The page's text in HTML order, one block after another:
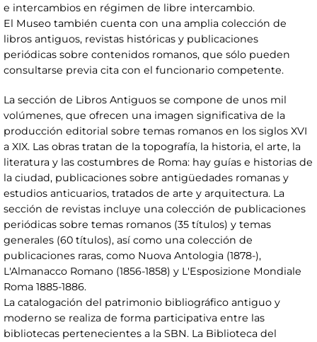
e intercambios en régimen de libre intercambio.
El Museo también cuenta con una amplia colección de
libros antiguos, revistas históricas y publicaciones
periódicas sobre contenidos romanos, que sólo pueden
consultarse previa cita con el funcionario competente.
La sección de Libros Antiguos se compone de unos mil
volúmenes, que ofrecen una imagen significativa de la
producción editorial sobre temas romanos en los siglos XVI
a XIX. Las obras tratan de la topografía, la historia, el arte, la
literatura y las costumbres de Roma: hay guías e historias de
la ciudad, publicaciones sobre antigüedades romanas y
estudios anticuarios, tratados de arte y arquitectura. La
sección de revistas incluye una colección de publicaciones
periódicas sobre temas romanos (35 títulos) y temas
generales (60 títulos), así como una colección de
publicaciones raras, como Nuova Antologia (1878-),
L'Almanacco Romano (1856-1858) y L'Esposizione Mondiale
Roma 1885-1886.
La catalogación del patrimonio bibliográfico antiguo y
moderno se realiza de forma participativa entre las
bibliotecas pertenecientes a la SBN. La Biblioteca del